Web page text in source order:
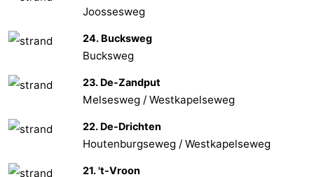
Joossesweg
24. Bucksweg
Bucksweg
23. De-Zandput
Melsesweg / Westkapelseweg
22. De-Drichten
Houtenburgseweg / Westkapelseweg
21. 't-Vroon